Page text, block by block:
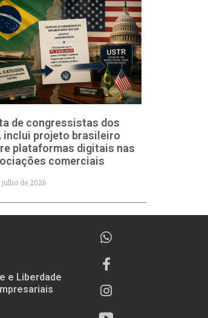
de congressistas dos
inclui projeto brasileiro
plataformas digitais nas
comerciais
julho de 2026
e Liberdade